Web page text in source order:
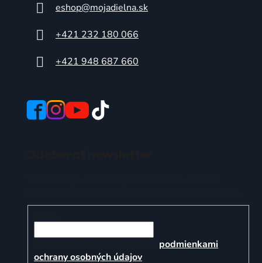
eshop@mojadielna.sk
+421 232 180 066
+421 948 687 660
podmienkami
ochrany osobných údajov